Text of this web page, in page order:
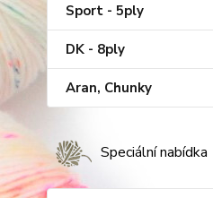
Sport - 5ply
DK - 8ply
Aran, Chunky
Speciální nabídka